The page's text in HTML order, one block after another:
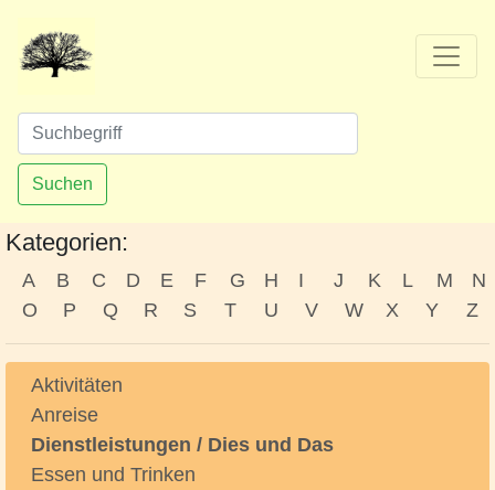
Suchen
Kategorien:
A B C D E F G H I J K L M
N
O
P Q R S T U V W X Y Z
Aktivitäten
Anreise
Dienstleistungen / Dies und Das
Essen und Trinken